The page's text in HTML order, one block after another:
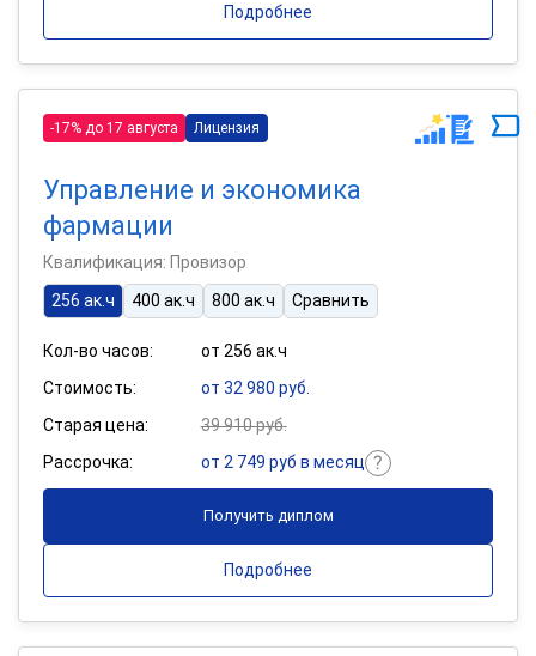
Подробнее
-17% до 17 августа Лицензия
Управление и экономика
фармации
Квалификация: Провизор
256 ак.ч
400 ак.ч 800 ак.ч Сравнить
Кол-во часов:
от 256 ак.ч
Стоимость:
от 32 980 руб.
Старая цена:
39 910 руб.
Рассрочка:
от 2 749 руб в месяц
Получить диплом
Подробнее